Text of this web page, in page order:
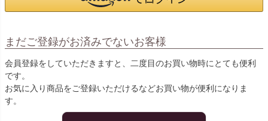
まだご登録がお済みでないお客様
会員登録をしていただきますと、二度目のお買い物時にとても便利
です。
お気に入り商品をご登録いただけるなどお買い物が便利になりま
す。